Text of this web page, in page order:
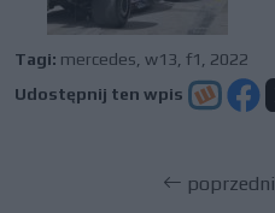
Tagi: mercedes w13 f1
2022
Udostępnij ten wpis
poprzedni